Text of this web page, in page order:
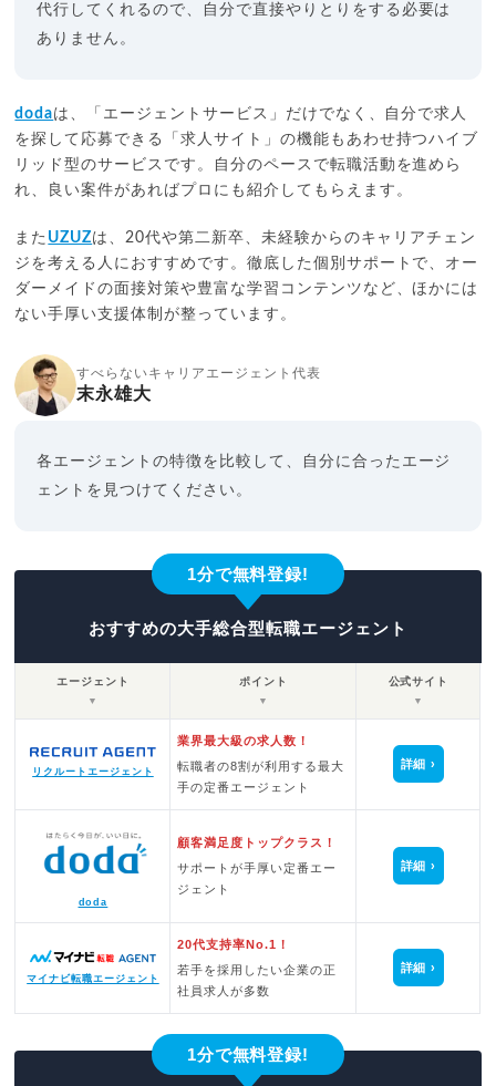
代行してくれるので、自分で直接やりとりをする必要は
ありません。
dodaは、「エージェントサービス」だけでなく、自分で求人
を探して応募できる「求人サイト」の機能もあわせ持つハイブ
リッド型のサービスです。自分のペースで転職活動を進めら
れ、良い案件があればプロにも紹介してもらえます。
また UZUZは、20代や第二新卒、未経験からのキャリアチェン
ジを考える人におすすめです。徹底した個別サポートで、オー
ダーメイドの面接対策や豊富な学習コンテンツなど、ほかには
ない手厚い支援体制が整っています。
すべらないキャリアエージェント代表
末永雄大
各エージェントの特徴を比較して、自分に合ったエージ
ェントを見つけてください。
1分で無料登録!
おすすめの大手総合型転職エージェント
エージェント
▼
ポイント
▼
公式サイト
▼
リクルートエージェント
業界最大級の求人数！
転職者の8割が利用する最大
手の定番エージェント
詳細
doda
顧客満足度トップクラス！
サポートが手厚い定番エー
ジェント
詳細
マイナビ転職エージェント
20代支持率No.1！
若手を採用したい企業の正
社員求人が多数
詳細
1分で無料登録!